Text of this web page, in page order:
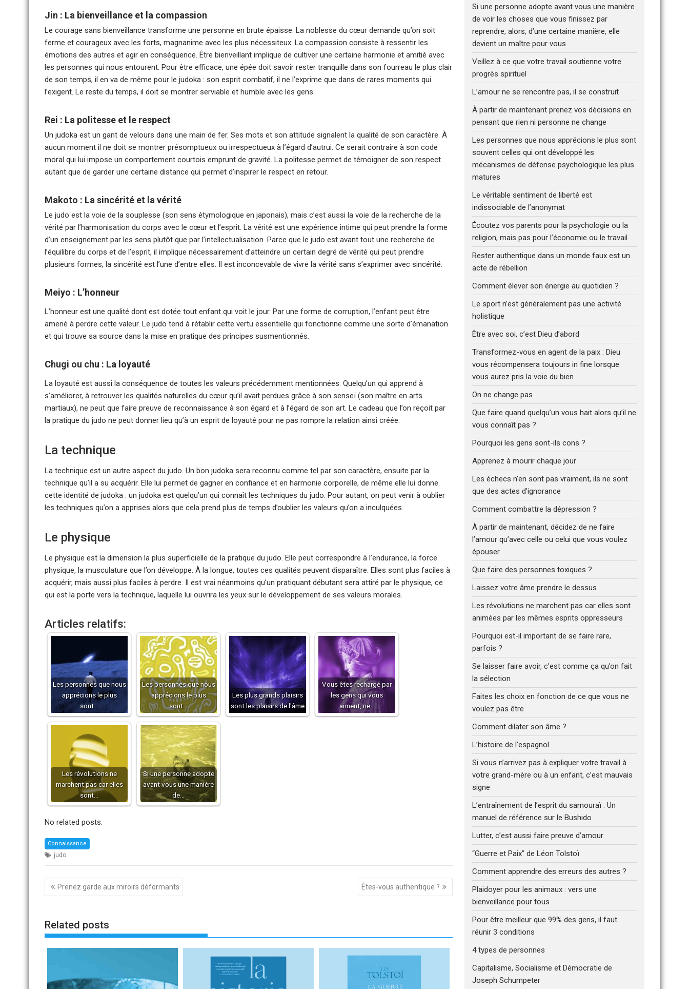
Jin : La bienveillance et la compassion
Le courage sans bienveillance transforme une personne en brute épaisse. La noblesse du cœur demande qu’on soit
ferme et courageux avec les forts, magnanime avec les plus nécessiteux. La compassion consiste à ressentir les
émotions des autres et agir en conséquence. Être bienveillant implique de cultiver une certaine harmonie et amitié avec
les personnes qui nous entourent. Pour être efficace, une épée doit savoir rester tranquille dans son fourreau le plus clair
de son temps, il en va de même pour le judoka : son esprit combatif, il ne l’exprime que dans de rares moments qui
l’exigent. Le reste du temps, il doit se montrer serviable et humble avec les gens.
Rei : La politesse et le respect
Un judoka est un gant de velours dans une main de fer. Ses mots et son attitude signalent la qualité de son caractère. À
aucun moment il ne doit se montrer présomptueux ou irrespectueux à l’égard d’autrui. Ce serait contraire à son code
moral qui lui impose un comportement courtois emprunt de gravité. La politesse permet de témoigner de son respect
autant que de garder une certaine distance qui permet d’inspirer le respect en retour.
Makoto : La sincérité et la vérité
Le judo est la voie de la souplesse (son sens étymologique en japonais), mais c’est aussi la voie de la recherche de la
vérité par l’harmonisation du corps avec le cœur et l’esprit. La vérité est une expérience intime qui peut prendre la forme
d’un enseignement par les sens plutôt que par l’intellectualisation. Parce que le judo est avant tout une recherche de
l’équilibre du corps et de l’esprit, il implique nécessairement d’atteindre un certain degré de vérité qui peut prendre
plusieurs formes, la sincérité est l’une d’entre elles. Il est inconcevable de vivre la vérité sans s’exprimer avec sincérité.
Meiyo : L’honneur
L’honneur est une qualité dont est dotée tout enfant qui voit le jour. Par une forme de corruption, l’enfant peut être
amené à perdre cette valeur. Le judo tend à rétablir cette vertu essentielle qui fonctionne comme une sorte d’émanation
et qui trouve sa source dans la mise en pratique des principes susmentionnés.
Chugi ou chu : La loyauté
La loyauté est aussi la conséquence de toutes les valeurs précédemment mentionnées. Quelqu’un qui apprend à
s’améliorer, à retrouver les qualités naturelles du cœur qu’il avait perdues grâce à son senseï (son maître en arts
martiaux), ne peut que faire preuve de reconnaissance à son égard et à l’égard de son art. Le cadeau que l’on reçoit par
la pratique du judo ne peut donner lieu qu’à un esprit de loyauté pour ne pas rompre la relation ainsi créée.
La technique
La technique est un autre aspect du judo. Un bon judoka sera reconnu comme tel par son caractère, ensuite par la
technique qu’il a su acquérir. Elle lui permet de gagner en confiance et en harmonie corporelle, de même elle lui donne
cette identité de judoka : un judoka est quelqu’un qui connaît les techniques du judo. Pour autant, on peut venir à oublier
les techniques qu’on a apprises alors que cela prend plus de temps d’oublier les valeurs qu’on a inculquées.
Le physique
Le physique est la dimension la plus superficielle de la pratique du judo. Elle peut correspondre à l’endurance, la force
physique, la musculature que l’on développe. À la longue, toutes ces qualités peuvent disparaître. Elles sont plus faciles à
acquérir, mais aussi plus faciles à perdre. Il est vrai néanmoins qu’un pratiquant débutant sera attiré par le physique, ce
qui est la porte vers la technique, laquelle lui ouvrira les yeux sur le développement de ses valeurs morales.
Articles relatifs:
Les personnes que nous
apprécions le plus
sont…
Les personnes que nous
apprécions le plus
sont…
Les plus grands plaisirs
sont les plaisirs de l'âme
Vous êtes rechargé par
les gens qui vous
aiment, ne…
Les révolutions ne
marchent pas car elles
sont…
Si une personne adopte
avant vous une manière
de…
No related posts.
Connaissance
judo
Navigation
de
Prenez garde aux miroirs déformants Êtes-vous authentique ?
Related posts
Si une personne adopte avant vous une manière
de voir les choses que vous finissez par
reprendre, alors, d’une certaine manière, elle
devient un maître pour vous
Veillez à ce que votre travail soutienne votre
progrès spirituel
L’amour ne se rencontre pas, il se construit
À partir de maintenant prenez vos décisions en
pensant que rien ni personne ne change
Les personnes que nous apprécions le plus sont
souvent celles qui ont développé les
mécanismes de défense psychologique les plus
matures
Le véritable sentiment de liberté est
indissociable de l’anonymat
Écoutez vos parents pour la psychologie ou la
religion, mais pas pour l’économie ou le travail
Rester authentique dans un monde faux est un
acte de rébellion
Comment élever son énergie au quotidien ?
Le sport n’est généralement pas une activité
holistique
Être avec soi, c’est Dieu d’abord
Transformez-vous en agent de la paix : Dieu
vous récompensera toujours in fine lorsque
vous aurez pris la voie du bien
On ne change pas
Que faire quand quelqu’un vous hait alors qu’il ne
vous connaît pas ?
Pourquoi les gens sont-ils cons ?
Apprenez à mourir chaque jour
Les échecs n’en sont pas vraiment, ils ne sont
que des actes d’ignorance
Comment combattre la dépression ?
À partir de maintenant, décidez de ne faire
l’amour qu’avec celle ou celui que vous voulez
épouser
Que faire des personnes toxiques ?
Laissez votre âme prendre le dessus
Les révolutions ne marchent pas car elles sont
animées par les mêmes esprits oppresseurs
Pourquoi est-il important de se faire rare,
parfois ?
Se laisser faire avoir, c’est comme ça qu’on fait
la sélection
Faites les choix en fonction de ce que vous ne
voulez pas être
Comment dilater son âme ?
L’histoire de l’espagnol
Si vous n’arrivez pas à expliquer votre travail à
votre grand-mère ou à un enfant, c’est mauvais
signe
L’entraînement de l’esprit du samouraï : Un
manuel de référence sur le Bushido
Lutter, c’est aussi faire preuve d’amour
“Guerre et Paix” de Léon Tolstoï
Comment apprendre des erreurs des autres ?
Plaidoyer pour les animaux : vers une
bienveillance pour tous
Pour être meilleur que 99% des gens, il faut
réunir 3 conditions
4 types de personnes
Capitalisme, Socialisme et Démocratie de
Joseph Schumpeter